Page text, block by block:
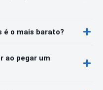
é o mais barato?
ao pegar um